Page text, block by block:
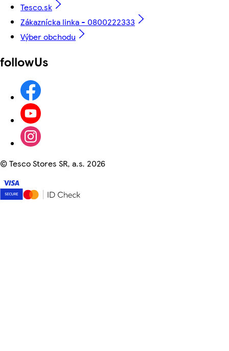
Tesco.sk
Zákaznícka linka - 0800222333
Výber obchodu
followUs
©Tesco Stores SR, a.s. 2026